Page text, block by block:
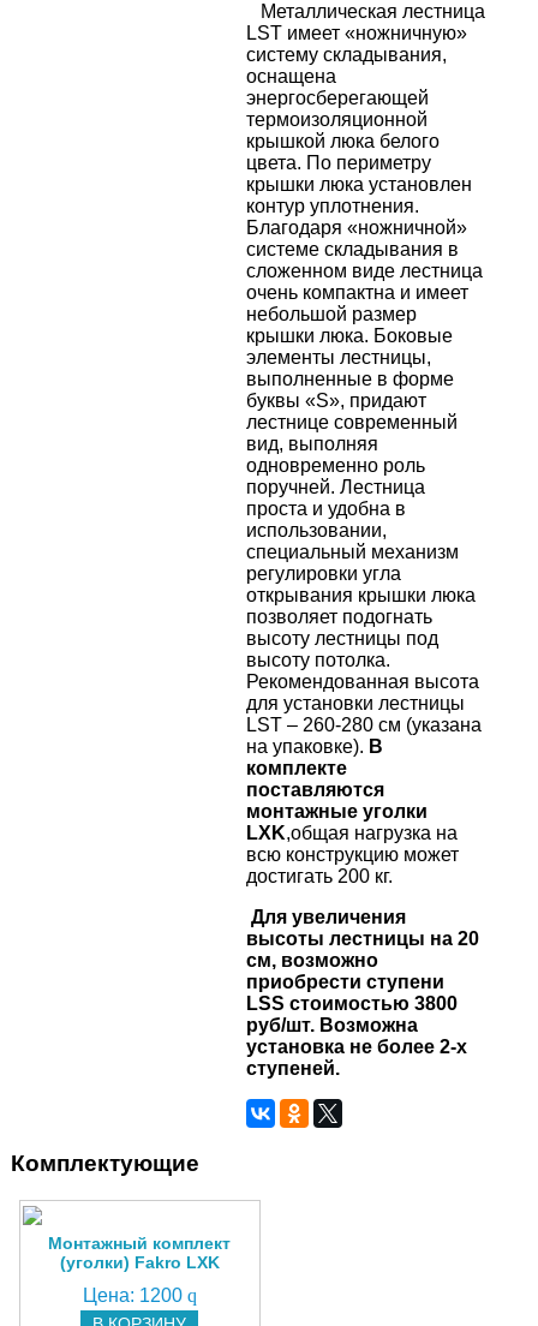
Металлическая лестница
LST имеет «ножничную»
систему складывания,
оснащена
энергосберегающей
термоизоляционной
крышкой люка белого
цвета. По периметру
крышки люка установлен
контур уплотнения.
Благодаря «ножничной»
системе складывания в
сложенном виде лестница
очень компактна и имеет
небольшой размер
крышки люка. Боковые
элементы лестницы,
выполненные в форме
буквы «S», придают
лестнице современный
вид, выполняя
одновременно роль
поручней. Лестница
проста и удобна в
использовании,
специальный механизм
регулировки угла
открывания крышки люка
позволяет подогнать
высоту лестницы под
высоту потолка.
Рекомендованная высота
для установки лестницы
LST – 260-280 см (указана
на упаковке). В
комплекте
поставляются
монтажные уголки
LXK,общая нагрузка на
всю конструкцию может
достигать 200 кг.
Для увеличения
высоты лестницы на 20
см, возможно
приобрести ступени
LSS стоимостью 3800
руб/шт. Возможна
установка не более 2-х
ступеней.
Комплектующие
Монтажный комплект
(уголки) Fakro LXK
Цена: 1200 q